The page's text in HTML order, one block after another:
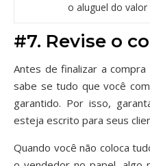
o aluguel do
#7. Revise o
Antes de finalizar a
sabe se tudo que você
garantido. Por isso,
esteja escrito para seus
Quando você não coloca